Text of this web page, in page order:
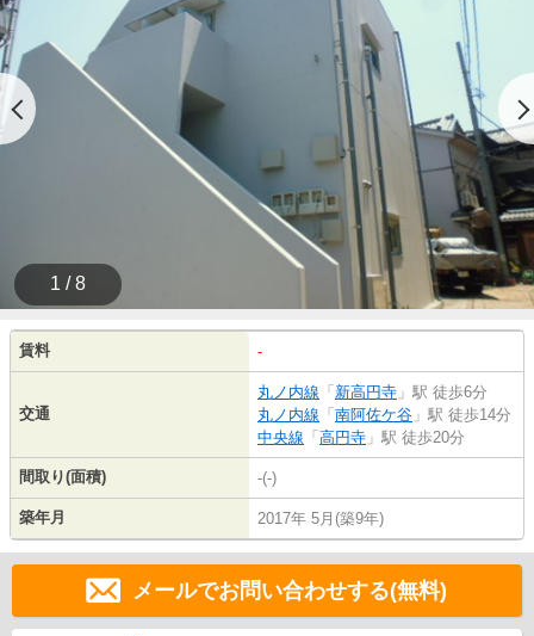
1 / 8
賃料 -
交通
丸ノ内線 「 新高円寺 」駅 徒歩6分
丸ノ内線 「 南阿佐ケ谷 」駅 徒歩14分
中央線 「 高円寺 」駅 徒歩20分
間取り(面積) -(-)
築年月 2017年 5月(築9年)
メールでお問い合わせする(無料)